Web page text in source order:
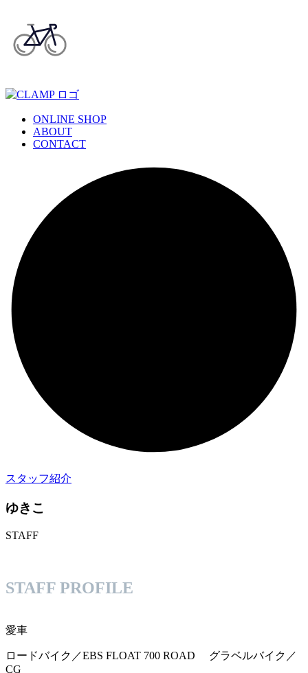
ONLINE SHOP
ABOUT
CONTACT
スタッフ紹介
ゆきこ
STAFF
STAFF PROFILE
愛車
ロードバイク／EBS FLOAT 700 ROAD グラベルバイク／
CG